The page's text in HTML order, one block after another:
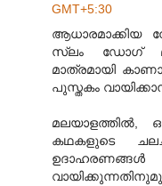
GMT+5:30
ആധാരമാക്കിയ
സ്ലം ഡോഗ്
മാത്രമായി
പുസ്തകം
മലയാളത്തില്‍,
കഥകളുടെ